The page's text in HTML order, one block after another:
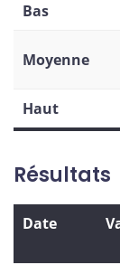
Bas
Moyenne
Haut
Résultats
Date